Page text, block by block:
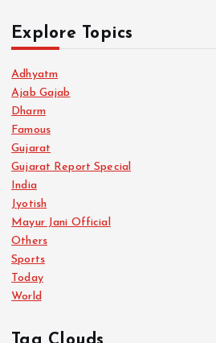
Explore Topics
Adhyatm
Ajab Gajab
Dharm
Famous
Gujarat
Gujarat Report Special
India
Jyotish
Mayur Jani Official
Others
Sports
Today
World